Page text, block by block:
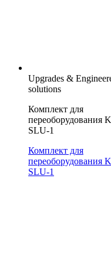
Upgrades &
solutions
Комплект для
переоборудования
SLU-1
Комплект для
переоборудования
SLU-1